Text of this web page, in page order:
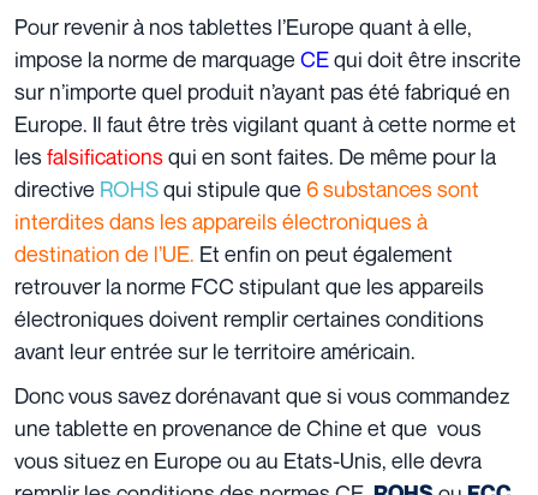
Pour revenir à nos tablettes l’Europe quant à elle,
impose la norme de marquage CEqui doit être inscrite
sur n’importe quel produit n’ayant pas été fabriqué en
Europe. Il faut être très vigilant quant à cette norme et
lesfalsificationsqui en sont faites. De même pour la
directive ROHSqui stipule que 6 substances sont
interdites dans les appareils électroniques à
destination de l’UE. Et enfin on peut également
retrouver la norme FCC stipulant que les appareils
électroniques doivent remplir certaines conditions
avant leur entrée sur le territoire américain.
Donc vous savez dorénavant que si vous commandez
une tablette en provenance de Chine et que vous
vous situez en Europe ou au Etats-Unis, elle devra